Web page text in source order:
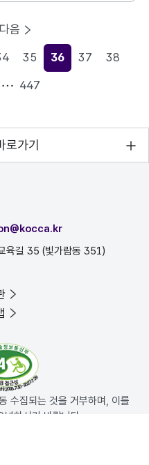
35
현재페이지
36 37
38
447
다음
로가기
육길 35 (빛가람동 351)
수집되는 것을 거부하며, 이를
하시기 바랍니다.